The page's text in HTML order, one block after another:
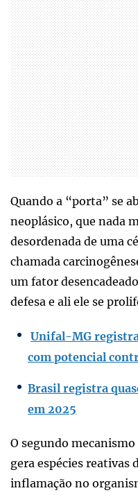
Quando a “porta” se
neoplásico, que nada
desordenada de uma
chamada
um fator
defesa e ali ele se
Unifal-MG
com potencial
Brasil registra
em 2025
O segundo mecanismo
gera espécies reativas
inflamação no